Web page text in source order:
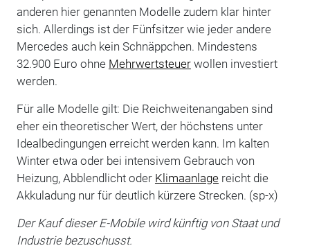
anderen hier genannten Modelle zudem klar hinter
sich. Allerdings ist der Fünfsitzer wie jeder andere
Mercedes auch kein Schnäppchen. Mindestens
32.900 Euro ohne Mehrwertsteuerwollen investiert
werden.
Für alle Modelle gilt: Die Reichweitenangaben sind
eher ein theoretischer Wert, der höchstens unter
Idealbedingungen erreicht werden kann. Im kalten
Winter etwa oder bei intensivem Gebrauch von
Heizung, Abblendlicht oder Klimaanlagereicht die
Akkuladung nur für deutlich kürzere Strecken. (sp-x)
Der Kauf dieser E-Mobile wird künftig von Staat und
Industrie bezuschusst.